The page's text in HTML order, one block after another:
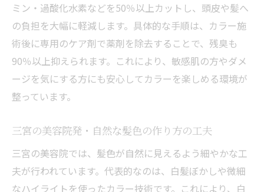
ミン・過酸化水素などを50％以上カットし、頭皮や髪へ
の負担を大幅に軽減します。具体的な手順は、カラー施
術後に専用のケア剤で薬剤を除去することで、残臭も
90％以上抑えられます。これにより、敏感肌の方やダメ
ージを気にする方にも安心してカラーを楽しめる環境が
整っています。
三宮の美容院発・自然な髪色の作り方の工夫
三宮の美容院では、髪色が自然に見えるよう細やかな工
夫が行われています。代表的なのは、白髪ぼかしや微細
なハイライトを使ったカラー技術です。これにより、白